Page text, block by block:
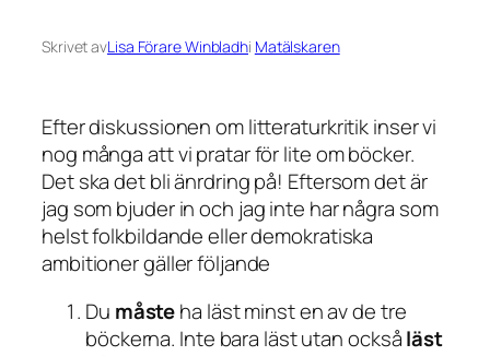
Skrivet avLisa Förare Winbladhi Matälskaren
Efter diskussionen om litteraturkritik inser vi
nog många att vi pratar för lite om böcker.
Det ska det bli änrdring på! Eftersom det är
jag som bjuder in och jag inte har några som
helst folkbildande eller demokratiska
ambitioner gäller följande
Du måsteha läst minst en av de tre
böckerna. Inte bara läst utan ocksåläst